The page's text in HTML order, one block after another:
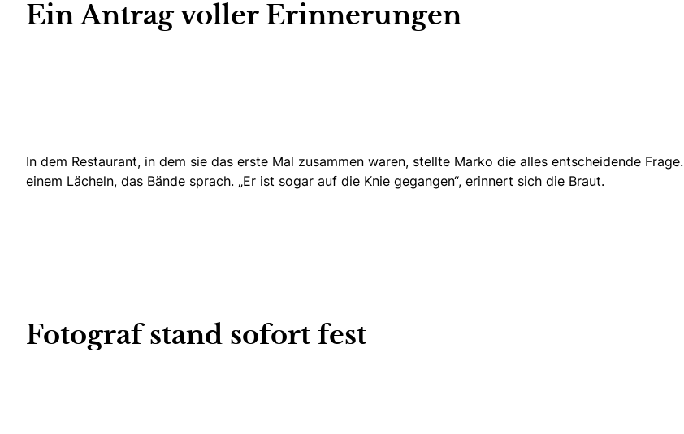
Ein Antrag voller Erinnerungen
In dem Restaurant, in dem sie das erste Mal zusammen waren, stellte Marko die alles entscheidende Frage.
einem Lächeln, das Bände sprach. „Er ist sogar auf die Knie gegangen“, erinnert sich die Braut.
Fotograf stand sofort fest